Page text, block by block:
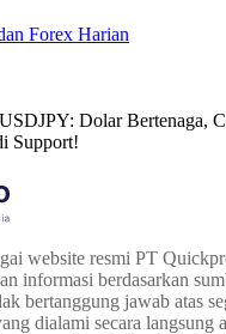
Forex Harian
Dolar Bertenaga,
Support!
website resmi PT
informasi berdasarkan
bertanggung jawab atas
dialami secara langsung